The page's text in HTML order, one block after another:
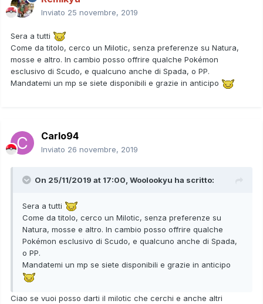
Inviato 25 novembre, 2019
Sera a tutti
Come da titolo, cerco un Milotic, senza preferenze su Natura,
mosse e altro. In cambio posso offrire qualche Pokémon
esclusivo di Scudo, e qualcuno anche di Spada, o PP.
Mandatemi un mp se siete disponibili e grazie in anticipo
Carlo94
Inviato 26 novembre, 2019
On 25/11/2019 at 17:00, Woolookyu ha scritto:
Sera a tutti
Come da titolo, cerco un Milotic, senza preferenze su
Natura, mosse e altro. In cambio posso offrire qualche
Pokémon esclusivo di Scudo, e qualcuno anche di Spada,
o PP.
Mandatemi un mp se siete disponibili e grazie in anticipo
Ciao se vuoi posso darti il milotic che cerchi e anche altri